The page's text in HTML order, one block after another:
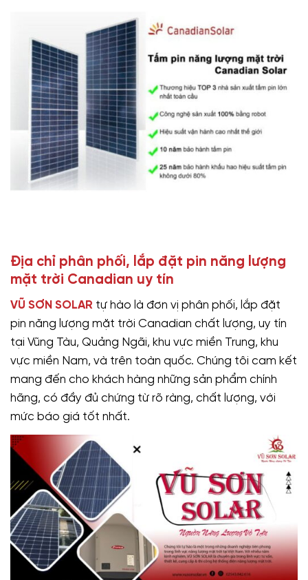
Địa chỉ phân phối, lắp đặt pin năng lượng
mặt trời Canadian uy tín
VŨ SƠN SOLAR tự hào là đơn vị phân phối, lắp đặt
pin năng lượng mặt trời Canadian chất lượng, uy tín
tại Vũng Tàu, Quảng Ngãi, khu vực miền Trung, khu
vực miền Nam, và trên toàn quốc. Chúng tôi cam kết
mang đến cho khách hàng những sản phẩm chính
hãng, có đầy đủ chứng từ rõ ràng, chất lượng, với
mức báo giá tốt nhất.